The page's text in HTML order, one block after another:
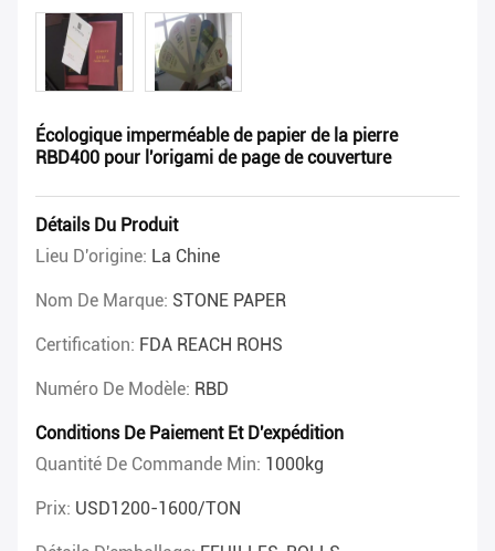
Écologique imperméable de papier de la pierre
RBD400 pour l'origami de page de couverture
Détails Du Produit
Lieu D'origine: La Chine
Nom De Marque: STONE PAPER
Certification: FDA REACH ROHS
Numéro De Modèle: RBD
Conditions De Paiement Et D'expédition
Quantité De Commande Min: 1000kg
Prix: USD1200-1600/TON